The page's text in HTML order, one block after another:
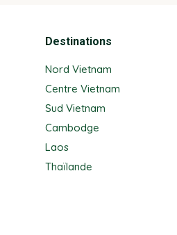
Destinations
Nord Vietnam
Centre Vietnam
Sud Vietnam
Cambodge
Laos
Thaïlande